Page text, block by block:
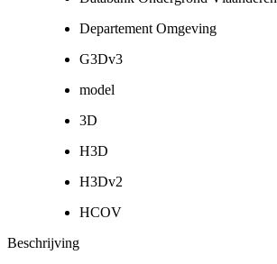
Departement Omgeving
G3Dv3
model
3D
H3D
H3Dv2
HCOV
Beschrijving